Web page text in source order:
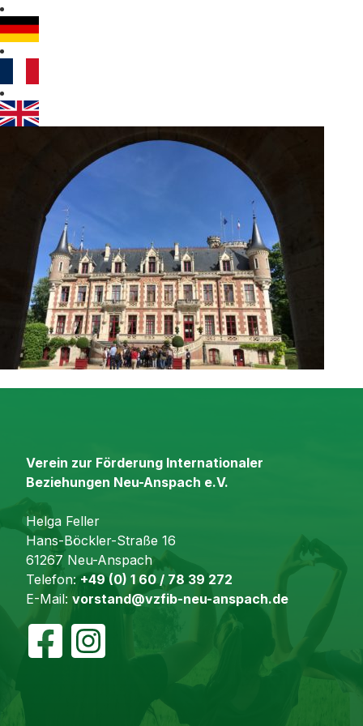
Verein zur Förderung Internationaler
Beziehungen Neu-Anspach e.V.
Helga Feller
Hans-Böckler-Straße 16
61267 Neu-Anspach
Telefon: +49 (0) 1 60 / 78 39 272
E-Mail: vorstand@vzfib-neu-anspach.de